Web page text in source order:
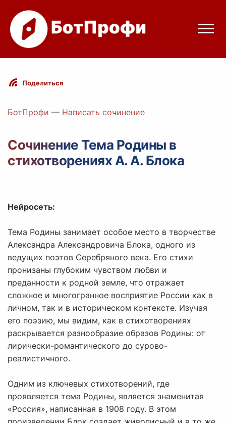
Режимы бота
Цены
Вход с Telegram
Поделиться
БотПрофи — Написать сочинение
Сочинение Тема Родины в
стихотворениях А. А. Блока
Нейросеть:
Тема Родины занимает особое место в творчестве
Александра Александровича Блока, одного из
ведущих поэтов Серебряного века. Его стихи
пронизаны глубоким чувством любви и
преданности к родной земле, что отражает
сложное и многогранное восприятие России как в
личном, так и в историческом контексте. Изучая
его поэзию, мы видим, как в стихотворениях
раскрывается разнообразие образов Родины: от
лирически-романтического до сурово-
реалистичного.
Одним из ключевых стихотворений, где
проявляется тема Родины, является знаменитая
«Россия», написанная в 1908 году. В этом